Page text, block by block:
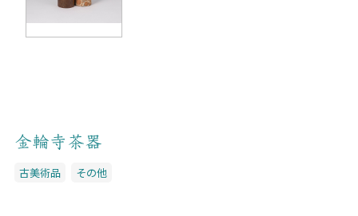
金輪寺茶器
古美術品 その他